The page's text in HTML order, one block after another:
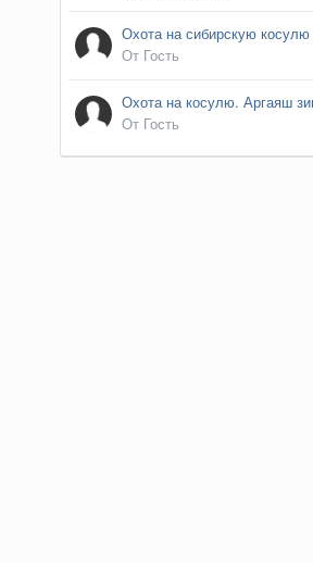
Охота на сибирскую косулю
От Гость
Охота на косулю. Аргаяш
От Гость